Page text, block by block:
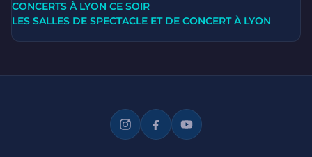
CONCERTS À LYON CE SOIR
LES SALLES DE SPECTACLE ET DE CONCERT À LYON